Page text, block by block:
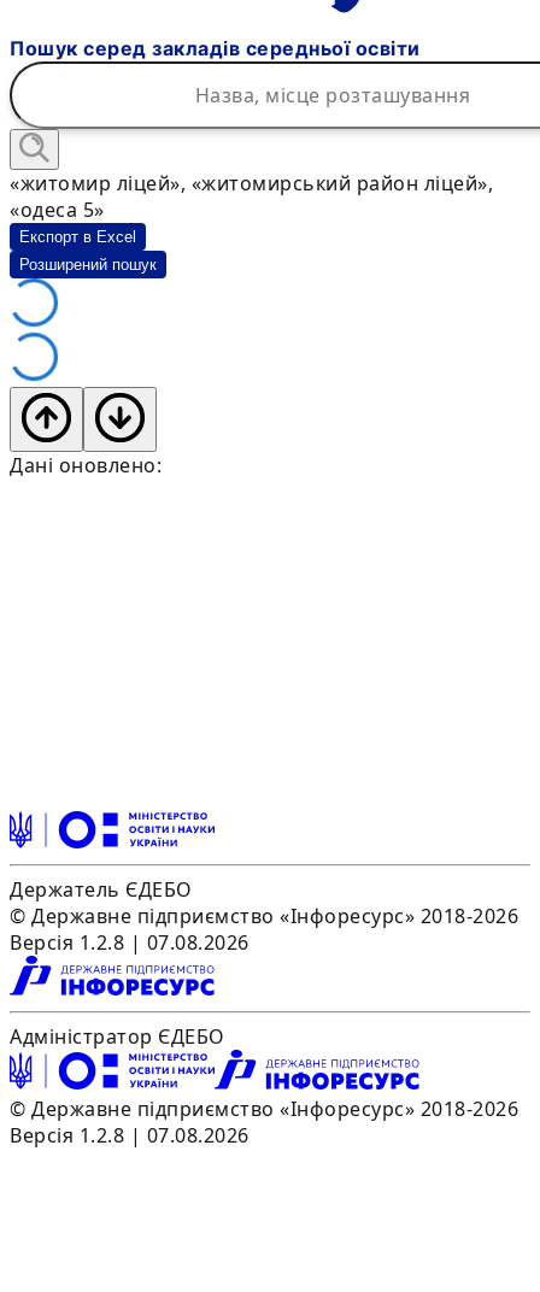
Пошук серед закладів середньої освіти
«житомир ліцей», «житомирський район ліцей»,
«одеса 5»
Експорт в Excel
Розширений пошук
Дані оновлено:
Держатель ЄДЕБО
© Державне підприємство «Інфоресурс» 2018-2026
Версія 1.2.8 | 07.08.2026
Адміністратор ЄДЕБО
© Державне підприємство «Інфоресурс» 2018-2026
Версія 1.2.8 | 07.08.2026